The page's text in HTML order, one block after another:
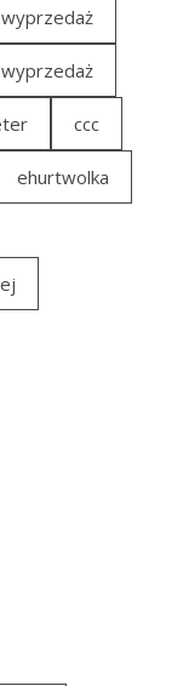
ccc
ehurtwolka